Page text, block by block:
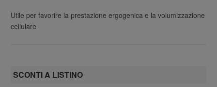
Utile per favorire la prestazione ergogenica e la volumizzazione
cellulare
SCONTI A LISTINO